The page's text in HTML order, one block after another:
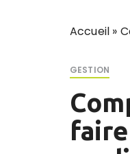
Accueil »
GESTION